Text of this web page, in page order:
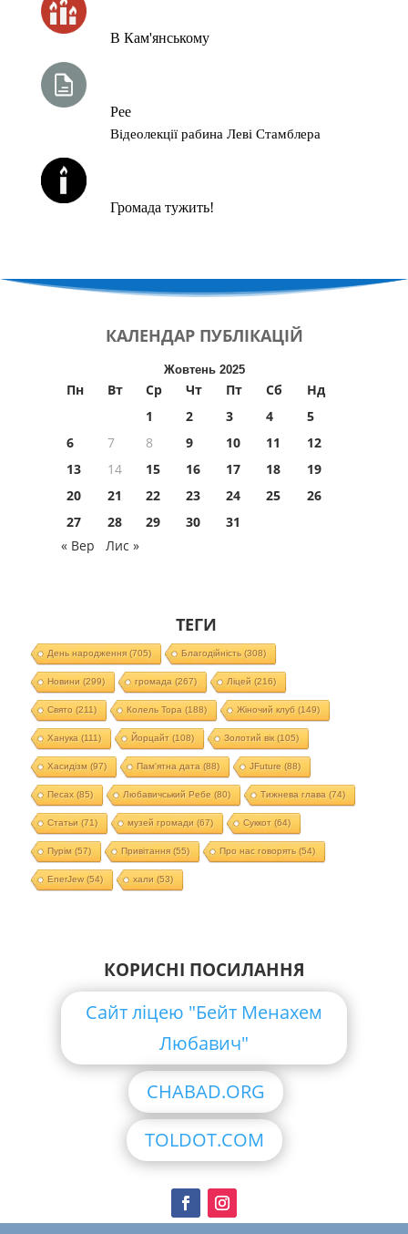
В Кам'янському
Рее
Відеолекції рабина Леві Стамблера
Громада тужить!
КАЛЕНДАР ПУБЛІКАЦІЙ
Жовтень 2025
Пн Вт Ср Чт Пт Сб
Нд
1
2 3 4
5
6
7 8 9 10 11
12
13
14 15 16 17 18
19
20
21 22 23 24 25
26
27
28 29 30
31
« Вер
Лис »
ТЕГИ
День народження(705) Благодійність(308)
Новини (299) громада (267) Ліцей (216)
Свято (211) Колель Тора (188) Жіночий клуб (149)
Ханука (111) Йорцайт (108) Золотий вік(105)
Хасидізм (97) Пам'ятна дата (88) JFuture (88)
Песах(85) Любавичський Ребе (80) Тижнева глава (74)
Статьи (71) музей громади (67) Суккот (64)
Пурім (57) Привітання(55) Про нас говорять(54)
EnerJew(54) хали (53)
КОРИСНІ ПОСИЛАННЯ
Сайт ліцею "Бейт Менахем
Любавич"
CHABAD.ORG
TOLDOT.COM